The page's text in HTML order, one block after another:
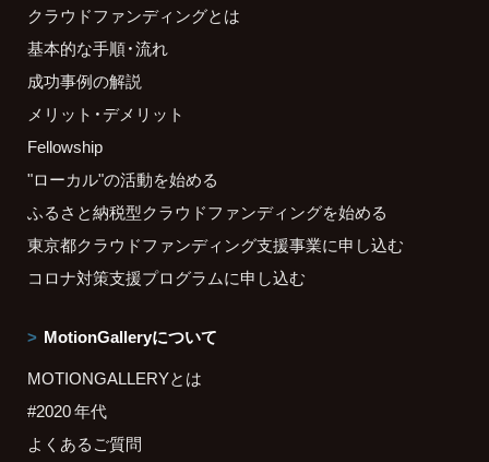
クラウドファンディングとは
基本的な手順・流れ
成功事例の解説
メリット・デメリット
Fellowship
"ローカル"の活動を始める
ふるさと納税型クラウドファンディングを始める
東京都クラウドファンディング支援事業に申し込む
コロナ対策支援プログラムに申し込む
MotionGalleryについて
MOTIONGALLERYとは
#2020 年代
よくあるご質問